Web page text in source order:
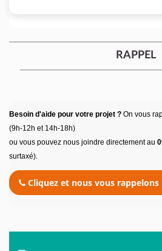
RAPPEL
Besoin d'aide pour votre projet ? On vous
(9h-12h et 14h-18h)
ou vous pouvez nous joindre directement au
surtaxé).
Cliquez et nous vous